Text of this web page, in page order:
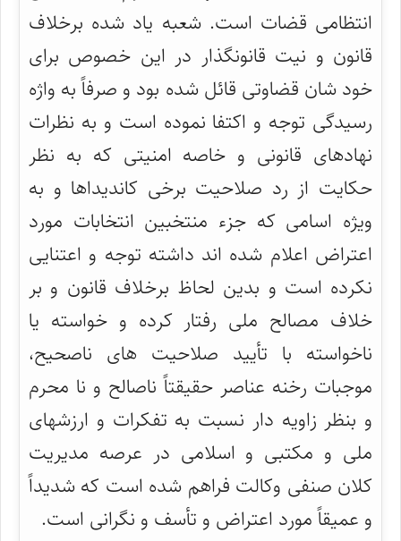
انتظامی قضات است. شعبه یاد شده برخلاف
قانون و نیت قانونگذار در این خصوص برای
خود شان قضاوتی قائل شده بود و صرفاً به واژه
رسیدگی توجه و اکتفا نموده است و به نظرات
نهادهای قانونی و خاصه امنیتی که به نظر
حکایت از رد صلاحیت برخی کاندیداها و به
ویژه اسامی که جزء منتخبین انتخابات مورد
اعتراض اعلام شده اند داشته توجه و اعتنایی
نکرده است و بدین لحاظ برخلاف قانون و بر
خلاف مصالح ملی رفتار کرده و خواسته یا
ناخواسته با تأیید صلاحیت های ناصحیح،
موجبات رخنه عناصر حقیقتاً ناصالح و نا محرم
و بنظر زاویه دار نسبت به تفکرات و ارزشهای
ملی و مکتبی و اسلامی در عرصه مدیریت
کلان صنفی وکالت فراهم شده است که شدیداً
و عمیقاً مورد اعتراض و تأسف و نگرانی است.